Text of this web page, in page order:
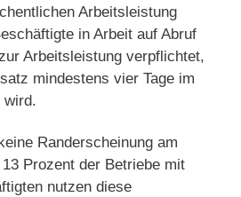
Arbeitsleistung
in Arbeit auf Abruf
Arbeitsleistung verpflichtet,
mindestens vier Tage im
wird.
Randerscheinung am
Prozent der Betriebe mit
nutzen diese